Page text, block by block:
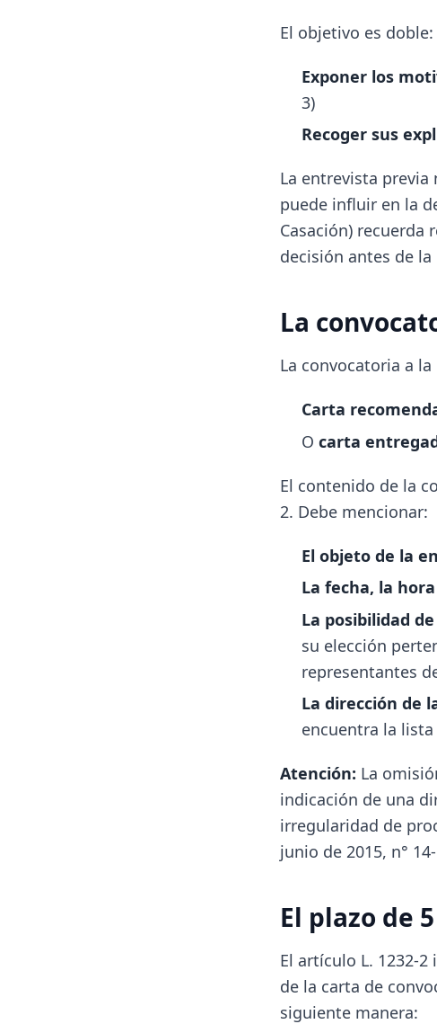
El objetivo es doble:
Exponer los
3)
Recoger sus
La entrevista
puede influir en la
Casación)
decisión antes de la
La
La convocatoria a
Carta
O carta
El contenido de la
2. Debe mencionar:
El objeto de la
La fecha, la
La posibilidad
su elección
representantes
La dirección de
encuentra la
Atención: La
indicación de una
irregularidad de
junio de 2015, n°
El plazo de
El artículo L. 1232-
de la carta de
siguiente manera: